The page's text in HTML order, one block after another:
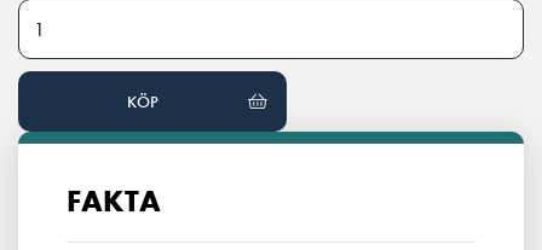
Handel och hållbar utveckling - Ämnesplansjämförelse GY11 till
KÖP
FAKTA